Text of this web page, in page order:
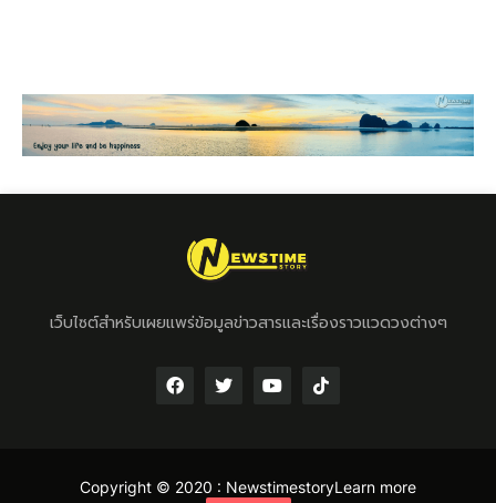
เว็บไซต์สำหรับเผยแพร่ข้อมูลข่าวสารและเรื่องราวแวดวงต่างๆ
Copyright © 2020 : NewstimestoryLearn more